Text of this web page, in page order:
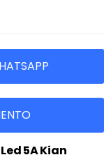
5A Kian